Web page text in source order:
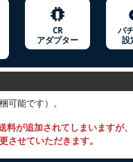
CR
アダプター
パ
設
可能です）。
が追加されてしまいますが、
させていただきます。